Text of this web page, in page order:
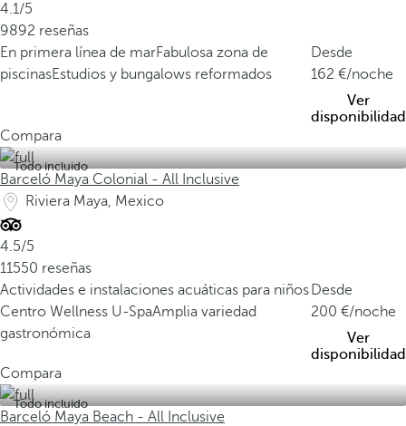
4.1/5
9892 reseñas
En primera línea de marFabulosa zona de
piscinasEstudios y bungalows reformados
Desde
162
/noche
Ver
disponibilidad
Compara
Todo incluido
Barceló Maya Colonial - All Inclusive
Riviera Maya, Mexico
4.5/5
11550 reseñas
Actividades e instalaciones acuáticas para niños
Centro Wellness U-SpaAmplia variedad
gastronómica
Desde
200
/noche
Ver
disponibilidad
Compara
Todo incluido
Barceló Maya Beach - All Inclusive